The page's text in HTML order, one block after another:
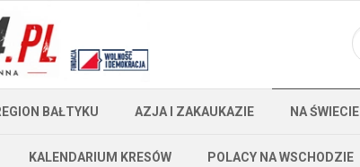
BAŁTYKU AZJA I ZAKAUKAZIE NA ŚWIECIE
KALENDARIUM KRESÓW POLACY NA WSCHODZIE